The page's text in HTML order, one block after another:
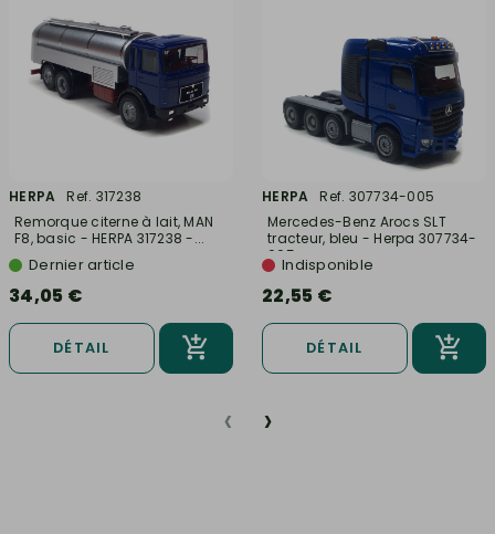
HERPA
Ref. 317238
Remorque citerne à lait, MAN
F8, basic - HERPA 317238 -...
Dernier article
34,05 €
DÉTAIL
HERPA
Ref. 307734-005
Mercedes-Benz Arocs SLT
tracteur, bleu - Herpa 307734-
005...Indisponible
22,55 €
DÉTAIL
‹ ›